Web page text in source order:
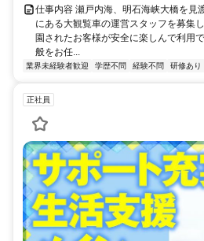
仕事内容 瀬戸内海、明石海峡大橋を見
にある大観覧車の運営スタッフを募集
園されたお客様が安全に楽しんで利用
般をお任...
業界未経験者歓迎 学歴不問 経験不問 研修あり
正社員